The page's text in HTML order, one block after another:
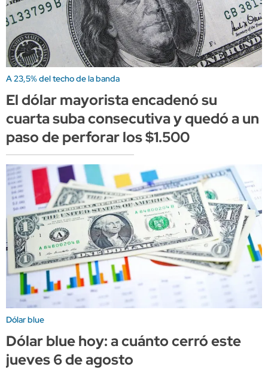
A 23,5% del techo de la banda
El dólar mayorista encadenó su
cuarta suba consecutiva y quedó a un
paso de perforar los $1.500
Dólar blue
Dólar blue hoy: a cuánto cerró este
jueves 6 de agosto